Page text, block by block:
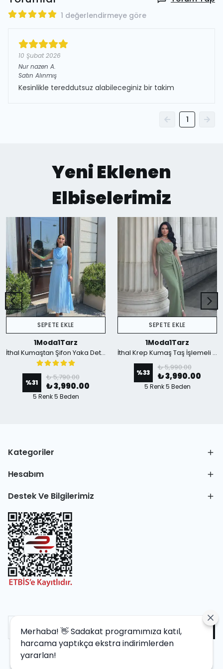
1 değerlendirmeye göre
10 Şubat 2026
Nur nazen A.
Satın Alınmış
Kesinlikle tereddutsuz alabileceginiz bir takim
1
Yeni Eklenen
Elbiselerimiz
SEPETE EKLE
1Moda1Tarz
İthal Kumaştan Şifon Yaka Detaylı Piliseli Kemerli Astarlı Özel Tasarım Elbise - mavi
%31
₺ 5,790.00
₺ 3,990.00
5 Renk 5 Beden
SEPETE EKLE
1Moda1Tarz
İthal Krep Kumaş Taş İşlemeli Askılı Astarlı Özel Tasarım Yırtmaçlı Maxi Elbise - Yeşil
%33
₺ 5,990.00
₺ 3,990.00
5 Renk 5 Beden
Kategoriler
Hesabım
Destek Ve Bilgilerimiz
Merhaba! 👋 Sadakat programımıza katıl,
harcama yaptıkça ekstra indirimlerden
yararlan!